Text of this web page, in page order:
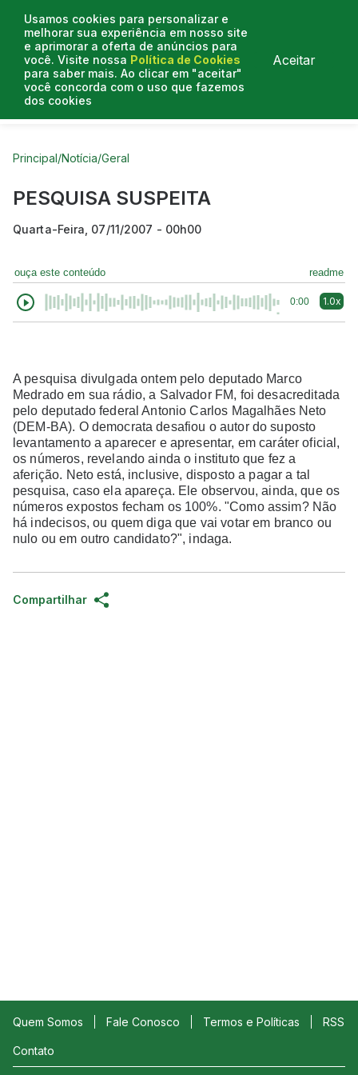
Usamos cookies para personalizar e
melhorar sua experiência em nosso site
e aprimorar a oferta de anúncios para
você. Visite nossa Política de Cookies
para saber mais. Ao clicar em "aceitar"
você concorda com o uso que fazemos
dos cookies
Aceitar
Curtas do Poder
Principal/Notícia/Geral
PESQUISA SUSPEITA
Quarta-Feira, 07/11/2007 - 00h00
ouça este conteúdo readme
0:00 1.0x
A pesquisa divulgada ontem pelo deputado Marco
Medrado em sua rádio, a Salvador FM, foi desacreditada
pelo deputado federal Antonio Carlos Magalhães Neto
(DEM-BA). O democrata desafiou o autor do suposto
levantamento a aparecer e apresentar, em caráter oficial,
os números, revelando ainda o instituto que fez a
aferição. Neto está, inclusive, disposto a pagar a tal
pesquisa, caso ela apareça. Ele observou, ainda, que os
números expostos fecham os 100%. "Como assim? Não
há indecisos, ou quem diga que vai votar em branco ou
nulo ou em outro candidato?", indaga.
Compartilhar
Quem Somos Fale Conosco Termos e Políticas RSS
Contato